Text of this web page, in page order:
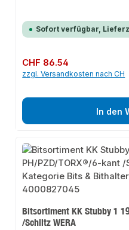
Sofort verfügbar,
Regulärer Preis:
CHF 86.54
zzgl. Versandkosten nach CH
In den
Bitsortiment KK Stubby 1
/Schlitz WERA